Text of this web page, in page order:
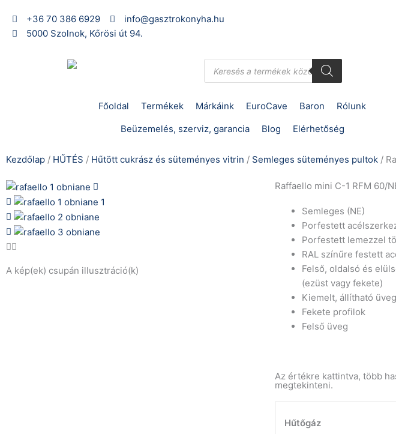
content
+36 70 386 6929
info@gasztrokonyha.hu
5000 Szolnok, Kőrösi út 94.
Products
search
Főoldal Termékek Márkáink EuroCave Baron
Rólunk
Beüzemelés, szerviz, garancia
Blog Elérhetőség
Kezdőlap / HŰTÉS / Hűtött cukrász és süteményes vitrin / Semleges süteményes pultok /
A kép(ek) csupán illusztráció(k)
Raffaello mini C-1 RFM 60/
Semleges (NE)
Porfestett
Porfestett lemezzel
RAL színűre festett
Felső, oldalsó és
(ezüst vagy fekete)
Kiemelt, állítható
Fekete profilok
Felső üveg
Az értékre kattintva, több
megtekinteni.
Hűtőgáz